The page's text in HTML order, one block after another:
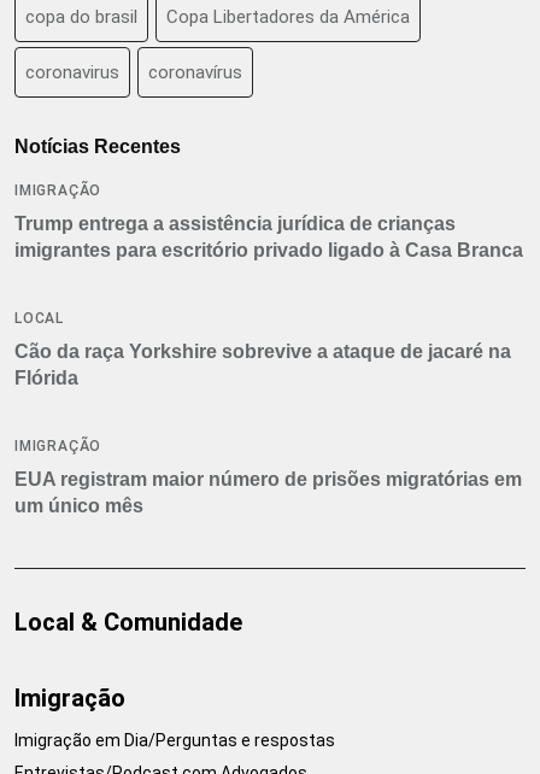
copa do brasil Copa Libertadores da América
coronavirus coronavírus
Notícias Recentes
IMIGRAÇÃO
Trump entrega a assistência jurídica de crianças
imigrantes para escritório privado ligado à Casa Branca
LOCAL
Cão da raça Yorkshire sobrevive a ataque de jacaré na
Flórida
IMIGRAÇÃO
EUA registram maior número de prisões migratórias em
um único mês
Local & Comunidade
Imigração
Imigração em Dia/Perguntas e respostas